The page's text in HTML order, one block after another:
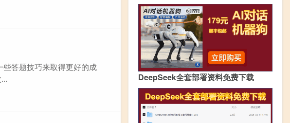
答题技巧来取得更好的成
DeepSeek全套部署资料免费下载